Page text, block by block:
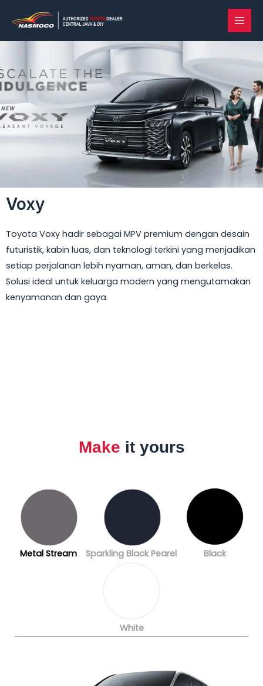
konten
Voxy
Toyota Voxy hadir sebagai MPV premium dengan desain
futuristik, kabin luas, dan teknologi terkini yang menjadikan
setiap perjalanan lebih nyaman, aman, dan berkelas.
Solusi ideal untuk keluarga modern yang mengutamakan
kenyamanan dan gaya.
Make it yours
Metal Stream Sparkling Black Pearel Black
White